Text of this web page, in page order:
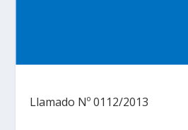
Llamado Nº 0112/2013